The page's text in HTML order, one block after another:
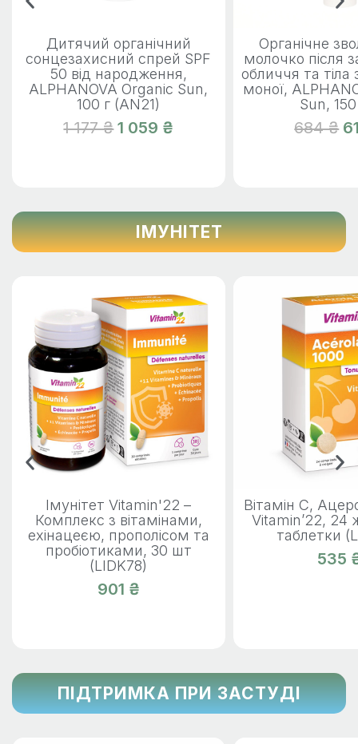
Дитячий органічний
сонцезахисний спрей SPF
50 від народження,
ALPHANOVA Organic Sun,
100 г (AN21)
1 177 ₴ 1 059 ₴
Органічне
молочко після
обличчя та
моної,
Sun,
684 ₴
ІМУНІТЕТ
Імунітет Vitamin'22 –
Комплекс з вітамінами,
ехінацеєю, прополісом та
пробіотиками, 30 шт
(LIDK78)
901 ₴
Вітамін С,
Vitamin’22, 24
таблетки
535
ПІДТРИМКА ПРИ ЗАСТУДІ